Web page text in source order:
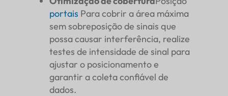
portais Para cobrir a área máxima
sem sobreposição de sinais que
possa causar interferência, realize
testes de intensidade de sinal para
ajustar o posicionamento e
garantir a coleta confiável de
dados.